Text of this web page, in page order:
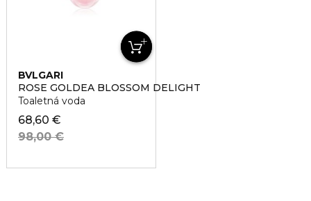
BVLGARI
ROSE GOLDEA BLOSSOM DELIGHT
Toaletná voda
68,60 €
98,00 €